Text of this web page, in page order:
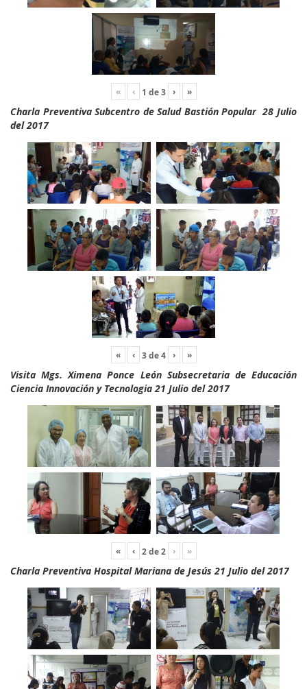
« ‹ 1 de3 › »
Charla Preventiva Subcentro de Salud Bastión Popular 28 Julio
del 2017
« ‹ 3de4 › »
Visita Mgs. Ximena Ponce León Subsecretaria de Educación
Ciencia Innovación y Tecnologia 21 Julio del 2017
« ‹ 2de2 › »
Charla Preventiva Hospital Mariana de Jesús 21 Julio del 2017